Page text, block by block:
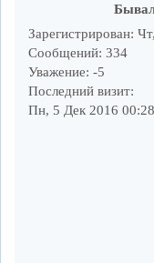
Зарегистрирован:
Сообщений: 334
Уважение: -5
Последний визит:
Пн, 5 Дек 2016